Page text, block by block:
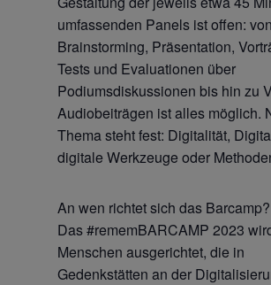
umfassenden Panels ist offen: von
Brainstorming, Präsentation,
Tests und Evaluationen über
Podiumsdiskussionen bis hin zu
Audiobeiträgen ist alles möglich.
Thema steht fest: Digitalität,
digitale Werkzeuge oder
An wen richtet sich das Barcamp?
Das #rememBARCAMP 2023
Menschen ausgerichtet, die in
Gedenkstätten an der